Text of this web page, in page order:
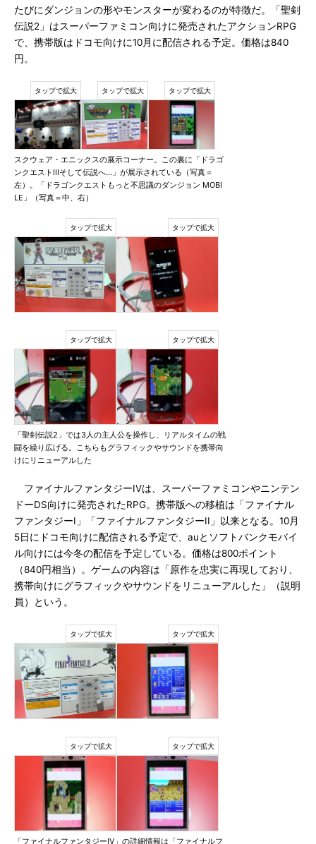
たびにダンジョンの形やモンスターが変わるのが特徴だ。「聖剣
伝説2」はスーパーファミコン向けに発売されたアクションRPG
で、携帯版はドコモ向けに10月に配信される予定。価格は840
円。
スクウェア・エニックスの展示コーナー。この裏に「ドラゴ
ンクエストIIIそして伝説へ…」が展示されている（写真＝
左）。「ドラゴンクエストもっと不思議のダンジョン MOBI
LE」（写真＝中、右）
「聖剣伝説2」では3人の主人公を操作し、リアルタイムの戦
闘を繰り広げる。こちらもグラフィックやサウンドを携帯向
けにリニューアルした
ファイナルファンタジーIVは、スーパーファミコンやニンテン
ドーDS向けに発売されたRPG。携帯版への移植は「ファイナル
ファンタジーI」「ファイナルファンタジーII」以来となる。10月
5日にドコモ向けに配信される予定で、auとソフトバンクモバイ
ル向けには今冬の配信を予定している。価格は800ポイント
（840円相当）。ゲームの内容は「原作を忠実に再現しており、
携帯向けにグラフィックやサウンドをリニューアルした」（説明
員）という。
「ファイナルファンタジーIV」の詳細情報は「ファイナルフ